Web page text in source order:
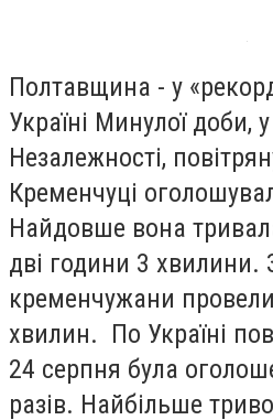
Полтавщина - у
Україні Минулої доби,
Незалежності,
Кременчуці
Найдовше вона
дві години 3 хвилини.
кременчужани
хвилин. По Україні
24 серпня була
разів. Найбільше